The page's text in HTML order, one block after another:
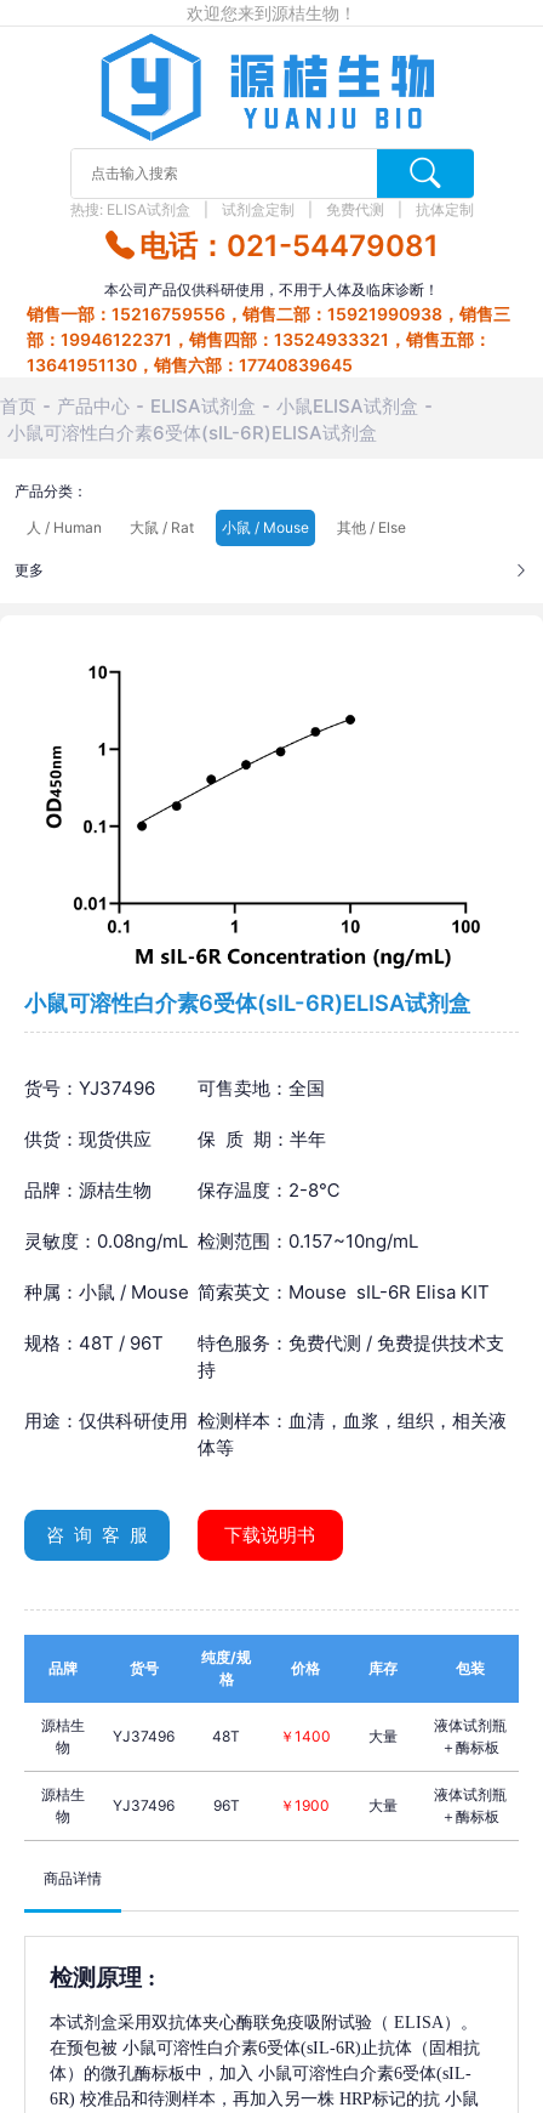
欢迎您来到源桔生物！
热搜: ELISA试剂盒 试剂盒定制 免费代测 抗体定制
电话：021-54479081
本公司产品仅供科研使用，不用于人体及临床诊断！
销售一部：15216759556，销售二部：15921990938，销售三
部：19946122371，销售四部：13524933321，销售五部：
13641951130，销售六部：17740839645
首页 产品中心 ELISA试剂盒
小鼠ELISA试剂盒
小鼠可溶性白介素6受体(sIL-6R)ELISA试剂盒
产品分类：
人 / Human
大鼠 / Rat 小鼠 / Mouse 其他 / Else
更多
小鼠可溶性白介素6受体(sIL-6R)ELISA试剂盒
货号：YJ37496 可售卖地：全国
供货：现货供应 保 质 期：半年
品牌：源桔生物 保存温度：2-8℃
灵敏度：0.08ng/mL 检测范围：0.157~10ng/mL
种属：小鼠 / Mouse 简索英文：Mouse sIL-6R Elisa KIT
规格：48T / 96T
特色服务：免费代测 / 免费提供技术支
持
用途：仅供科研使用 检测样本：血清，血浆，组织，相关液
体等
咨 询 客 服 下载说明书
品牌 货号
纯度/规
格
价格 库存 包装
源桔生
物
YJ37496 48T ￥1400 大量
液体试剂瓶
＋酶标板
源桔生
物
YJ37496 96T ￥1900 大量
液体试剂瓶
＋酶标板
商品详情
检测原理 :
本试剂盒采用双抗体夹心酶联免疫吸附试验（ ELISA）。
在预包被 小鼠可溶性白介素6受体(sIL-6R) 止抗体（固相抗
体）的微孔酶标板中，加入 小鼠可溶性白介素6受体(sIL-
6R) 校准品和待测样本，再加入另一株 HRP标记的抗 小鼠